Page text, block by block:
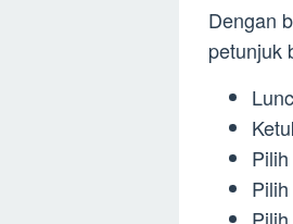
Dengan
petunjuk
Pilih